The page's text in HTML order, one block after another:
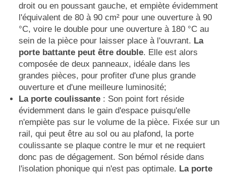
droit ou en poussant gauche, et empiète évidemment
l'équivalent de 80 à 90 cm² pour une ouverture à 90
°C, voire le double pour une ouverture à 180 °C au
sein de la pièce pour laisser place à l'ouvrant. La
porte battante peut être double. Elle est alors
composée de deux panneaux, idéale dans les
grandes pièces, pour profiter d'une plus grande
ouverture et d'une meilleure luminosité;
La porte coulissante : Son point fort réside
évidemment dans le gain d'espace puisqu'elle
n'empiète pas sur le volume de la pièce. Fixée sur un
rail, qui peut être au sol ou au plafond, la porte
coulissante se plaque contre le mur et ne requiert
donc pas de dégagement. Son bémol réside dans
l'isolation phonique qui n'est pas optimale. La porte